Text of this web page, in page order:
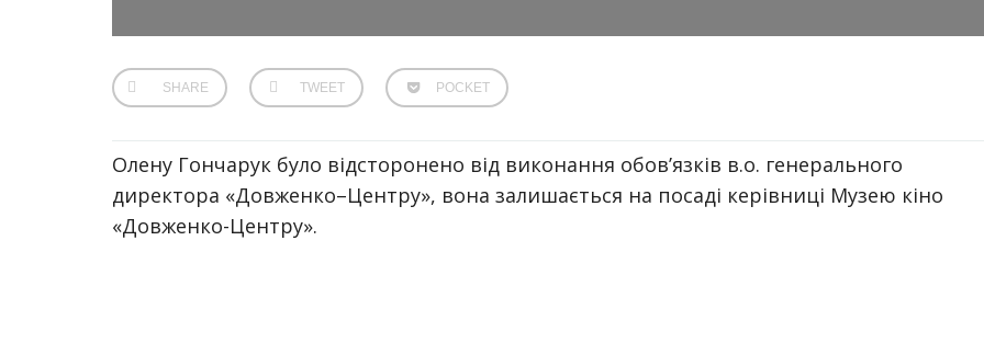
SHARE TWEET POCKET
Олену Гончарук було відсторонено від виконання обов’язків в.о. генерального
директора «Довженко–Центру», вона залишається на посаді керівниці Музею кіно
«Довженко-Центру».